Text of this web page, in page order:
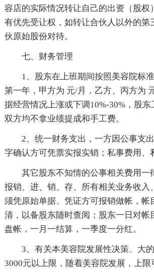
容店的实际情况转让自己的出资（股权
有优先受让权，如转让合伙人以外的第
伙原始股份对待。
七、财务管理
1、股东在上班期间按照美容院标准
第一年，甲方为 元/月，乙方、丙方为
据经营情况上涨或下调10%-30%，股东
双方均不拿业绩提成和手工费。
2、统一财务支出，一方因公事支出
字确认方可凭票实报实销；私事费用、
其它股东不知情的公事相关费用一
报销、进、销、存、所有相关业务收入
须凭原始单据、凭证方可报销做帐，帐
清，以备股东随时查阅；股东一日对帐
盘帐，一月一结算，一季度一分红。
3、有关本美容院发展性决策、大的
3000元以上限，随着美容院发展，上